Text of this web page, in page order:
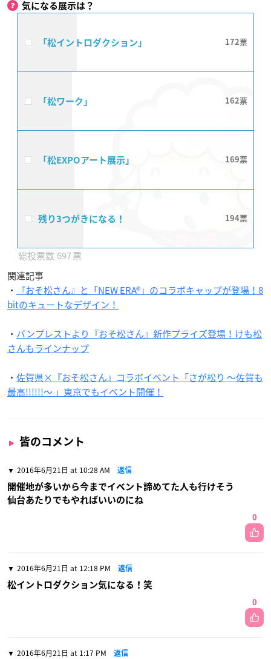
気になる展示は？
「松イントロダクション」 172
「松ワーク」 162
「松EXPOアート展示」 169
残り3つがきになる！ 194
697
関連記事
・
『おそ松さん』と「NEW ERA®」のコラボキャップが登場！8
bitのキュートなデザイン！
・ バンプレストより『おそ松さん』新作プライズ登場！けも松
さんもラインナップ
・ 佐賀県×『おそ松さん』コラボイベント「さが松り 〜佐賀も
最高!!!!!!〜 」東京でもイベント開催！
皆のコメント
2016年6月21日 at 10:28 AM 返信
開催地が多いから今までイベント諦めてた人も行けそう
仙台あたりでもやればいいのにね
0
2016年6月21日 at 12:18 PM 返信
松イントロダクション気になる！笑
0
2016年6月21日 at 1:17 PM 返信